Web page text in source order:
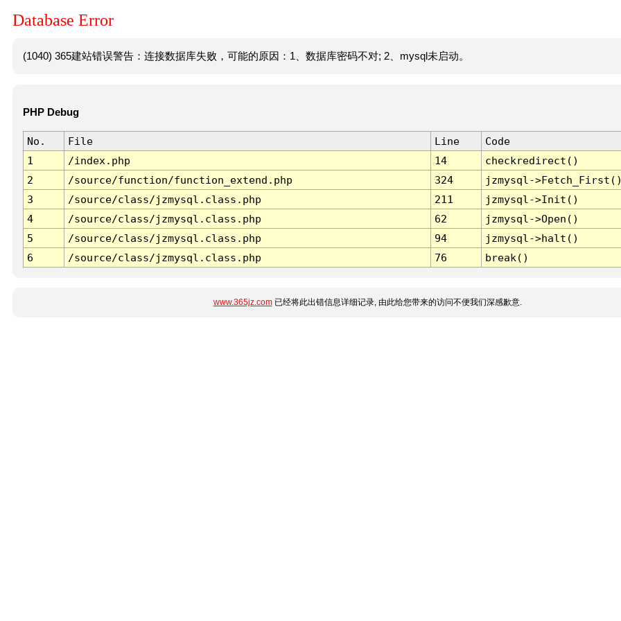
Database Error
(1040) 365建站错误警告：连接数据库失败，可能的原因：1、数据库密码不对; 2、mysql未启动。
PHP Debug
No. File Line
Code
1
/index.php 14
checkredirect()
2
/source/function/function_extend.php 324
jzmysql-
3
/source/class/jzmysql.class.php 211
jzmysql->Init()
4
/source/class/jzmysql.class.php 62
jzmysql->Open()
5
/source/class/jzmysql.class.php 94
jzmysql->halt()
6
/source/class/jzmysql.class.php 76 break()
www.365jz.com已经将此出错信息详细记录, 由此给您带来的访问不便我们深感歉意.